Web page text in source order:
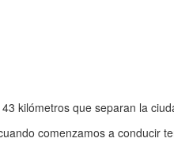
kilómetros que separan la
comenzamos a conducir